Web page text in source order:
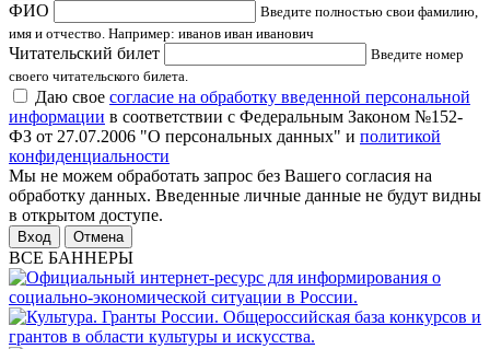
ФИО
Введите полностью свои фамилию,
имя и отчество. Например: иванов иван иванович
Читательский билет
Введите номер
своего читательского билета.
Даю свое согласие на обработку введенной персональной
информации в соответствии с Федеральным Законом №152-
ФЗ от 27.07.2006 "О персональных данных" и политикой
конфиденциальности
Мы не можем обработать запрос без Вашего согласия на
обработку данных. Введенные личные данные не будут видны
в открытом доступе.
Отмена
ВСЕ БАННЕРЫ